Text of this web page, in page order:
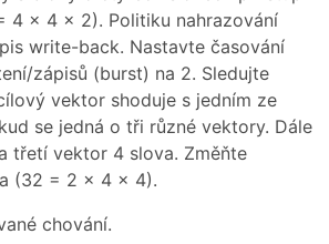
4 x 4 x 2). Politiku nahrazování
write-back. Nastavte časování
zápisů (burst) na 2. Sledujte
vektor shoduje s jedním ze
se jedná o tři různé vektory. Dále
třetí vektor 4 slova. Změňte
(32 = 2 x 4 x 4).
chování.